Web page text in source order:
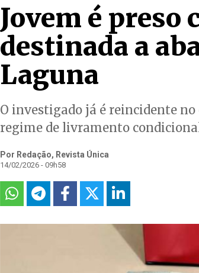
Jovem é preso
destinada a
Laguna
O investigado já é reincidente
regime de livramento
Por Redação, Revista Única
14/02/2026 - 09h58